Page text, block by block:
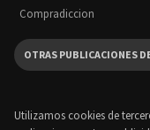
Compradiccion
OTRAS PUBLICACIONES
Utilizamos cookies de